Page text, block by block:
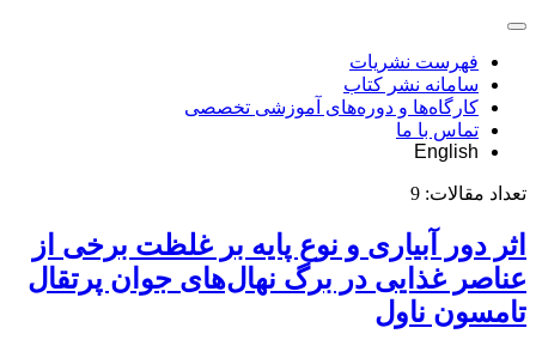
فهرست نشریات
سامانه نشر کتاب
کارگاه‌ها و دوره‌های آموزشی تخصصی
تماس با ما
English
تعداد مقالات: 9
اثر دور آبیاری و نوع پایه بر غلظت برخی از
عناصر غذایی در برگ نهال‌های جوان پرتقال
تامسون ناول